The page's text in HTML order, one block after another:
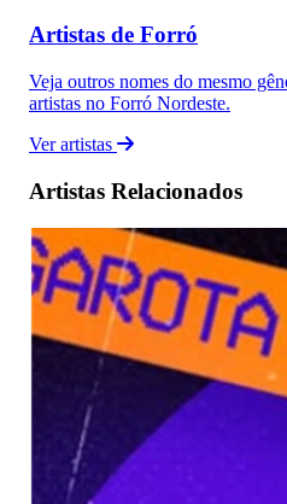
Artistas de Forró
Veja outros nomes do mesmo
artistas no Forró Nordeste.
Ver artistas
Artistas Relacionados